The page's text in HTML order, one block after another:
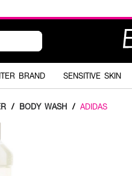
BRAND SENSITIVE SKIN
/ BODY WASH / ADIDAS